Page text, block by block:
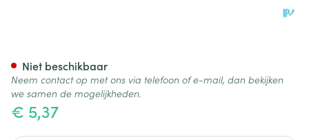
€ 5,37
Niet beschikbaar
Neem contact op met ons via telefoon of e-mail, dan bekijken
we samen de mogelijkheden.